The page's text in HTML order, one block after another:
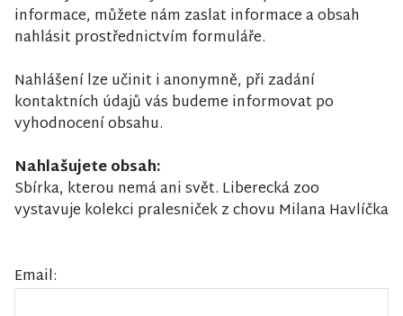
informace, můžete nám zaslat informace a obsah
nahlásit prostřednictvím formuláře.
Nahlášení lze učinit i anonymně, při zadání
kontaktních údajů vás budeme informovat po
vyhodnocení obsahu.
Nahlašujete obsah:
Sbírka, kterou nemá ani svět. Liberecká zoo
vystavuje kolekci pralesniček z chovu Milana Havlíčka
Email: